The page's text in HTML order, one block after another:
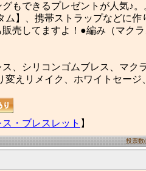
もできるプレゼントが人気♪
ム】、携帯ストラップなどに作
売してますよ！●編み（マク
、シリコンゴムブレス、マク
変えリメイク、ホワイトセー
・ブレスレット 】
投票数